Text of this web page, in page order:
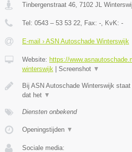
Tinbergenstraat 46 7102 JL
Tel: 0543 – 53 53 22 , Fax: - , KvK: -
E-mail › ASN Autoschade Winterswijk
Website: https://
winterswijk | Screenshot ▼
Bij ASN Autoschade Winterswijk
dat het ▼
Diensten onbekend
Openingstijden ▼
Sociale media: